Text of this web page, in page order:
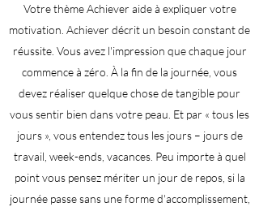
Votre thème Achiever aide à expliquer votre
motivation. Achiever décrit un besoin constant de
réussite. Vous avez l'impression que chaque jour
commence à zéro. À la fin de la journée, vous
devez réaliser quelque chose de tangible pour
vous sentir bien dans votre peau. Et par « tous les
jours », vous entendez tous les jours – jours de
travail, week-ends, vacances. Peu importe à quel
point vous pensez mériter un jour de repos, si la
journée passe sans une forme d'accomplissement,